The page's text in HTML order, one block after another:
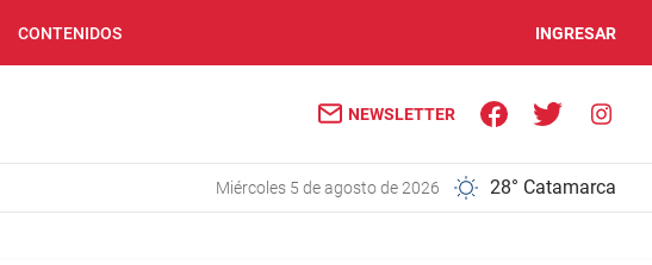
CONTENIDOS INGRESAR
NEWSLETTER
miércoles 5 de agosto de 2026 28° Catamarca